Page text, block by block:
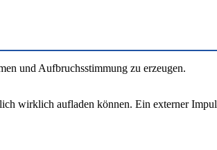
und Aufbruchsstimmung zu erzeugen.
wirklich aufladen können. Ein externer